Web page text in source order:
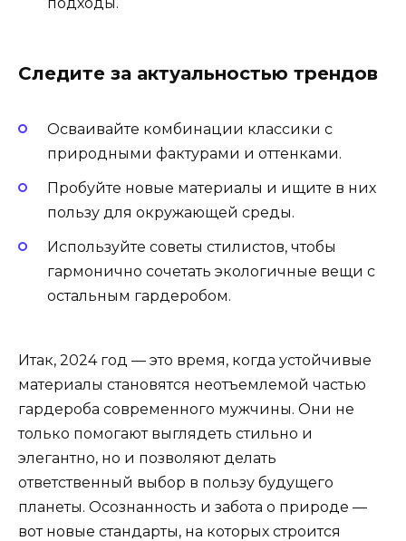
Следите за актуальностью трендов
Осваивайте комбинации классики с
природными фактурами и оттенками.
Пробуйте новые материалы и ищите в них
пользу для окружающей среды.
Используйте советы стилистов, чтобы
гармонично сочетать экологичные вещи с
остальным гардеробом.
Итак, 2024 год — это время, когда устойчивые
материалы становятся неотъемлемой частью
гардероба современного мужчины. Они не
только помогают выглядеть стильно и
элегантно, но и позволяют делать
ответственный выбор в пользу будущего
планеты. Осознанность и забота о природе —
вот новые стандарты, на которых строится